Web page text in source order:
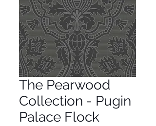
The Pearwood
Collection - Pugin
Palace Flock